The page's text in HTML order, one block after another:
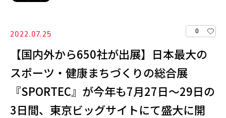
2022.07.25 0
【国内外から650社が出展】日本最大の
スポーツ・健康まちづくりの総合展
『SPORTEC』が今年も7月27日〜29日の
3日間、東京ビッグサイトにて盛大に開